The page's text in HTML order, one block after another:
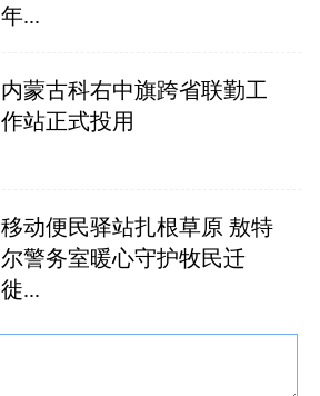
年...
内蒙古科右中旗跨省联勤工
作站正式投用
移动便民驿站扎根草原 敖特
尔警务室暖心守护牧民迁
徙...